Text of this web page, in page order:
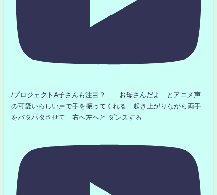
/プロジェクトA子さんも注目？ お母さんだよ とアニメ声
の可愛いらしい声で手を振ってくれる 起き上がりながら両手
をパタパタさせて 右へ左へと ダンスする